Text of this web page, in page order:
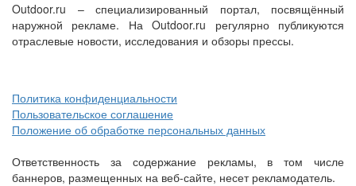
Outdoor.ru – специализированный портал, посвящённый
наружной рекламе. На Outdoor.ru регулярно публикуются
отраслевые новости, исследования и обзоры прессы.
Политика конфиденциальности
Пользовательское соглашение
Положение об обработке персональных данных
Ответственность за содержание рекламы, в том числе
баннеров, размещенных на веб-сайте, несет рекламодатель.